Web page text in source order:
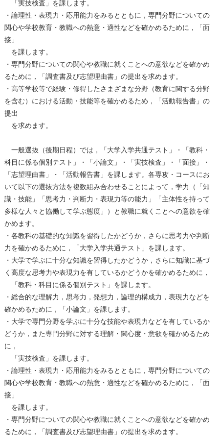
「実技検査」を課します。
・論理性・表現⼒・応⽤能⼒をみるとともに，専⾨分野についての
関⼼や学校教育・教職への熱意・適性などを確かめるために，「⾯
接」
を課します。
・専⾨分野についての関⼼や教職に就くことへの意欲などを確かめ
るために，「調査書及び志望理由書」の提出を求めます。
・⾼等学校等で経験・修得したさまざまな分野（教育に関する分野
を含む）における活動・技能等を確かめるため，「活動報告書」の
提出
を求めます。
⼀般選抜（後期⽇程）では，「⼤学⼊学共通テスト」・「教科・
科目に係る個別テスト」・「⼩論⽂」・「実技検査」・「⾯接」・
「志望理由書」・「活動報告書」を課します。各専攻・コースにお
いて以下の選抜⽅法を複数組み合わせることによって，学⼒（「知
識・技能」「思考⼒・判断⼒・表現⼒等の能⼒」「主体性を持って
多様な⼈々と協働して学ぶ態度」）と教職に就くことへの意欲を確
かめます。
・各教科の基礎的な知識を習得したかどうか，さらに思考⼒や判断
⼒を確かめるために，「⼤学⼊学共通テスト」を課します。
・⼤学で学ぶに⼗分な知識を習得したかどうか，さらに知識に基づ
く⾼度な思考⼒や表現⼒を有しているかどうかを確かめるために，
「教科・科目に係る個別テスト」を課します。
・総合的な理解⼒，思考⼒，発想⼒，論理的構成⼒，表現⼒などを
確かめるために，「⼩論⽂」を課します。
・⼤学で専⾨分野を学ぶに⼗分な技能や表現⼒などを有しているか
どうか，また専⾨分野に対する理解・関⼼度・意欲を確かめるため
に，
「実技検査」を課します。
・論理性・表現⼒・応⽤能⼒をみるとともに，専⾨分野についての
関⼼や学校教育・教職への熱意・適性などを確かめるために，「⾯
接」
を課します。
・専⾨分野についての関⼼や教職に就くことへの意欲などを確かめ
るために，「調査書及び志望理由書」の提出を求めます。